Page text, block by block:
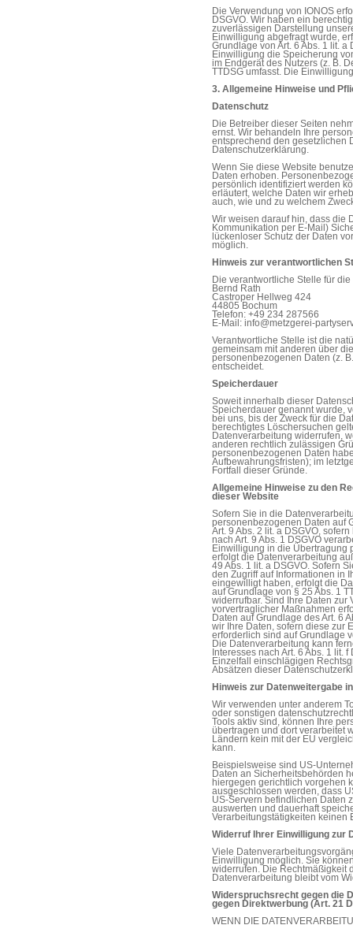
Die Verwendung von IONOS
DSGVO. Wir haben ein
zuverlässigen Darstellung
Einwilligung abgefragt wurde,
Grundlage von Art. 6 Abs. 1 lit. a
Einwilligung die Speicherung
im Endgerät des Nutzers (z. B.
TTDSG umfasst. Die
3. Allgemeine Hinweise und
Datenschutz
Die Betreiber dieser Seiten
ernst. Wir behandeln Ihre
entsprechend den gesetzlichen
Datenschutzerklärung.
Wenn Sie diese Website
Daten erhoben.
persönlich identifiziert werden
erläutert, welche Daten wir
auch, wie und zu welchem
Wir weisen darauf hin, dass die
Kommunikation per E-Mail)
lückenloser Schutz der Daten
möglich.
Hinweis zur verantwortlichen
Die verantwortliche Stelle für
Bernd Rath
Castroper Hellweg 424
44805 Bochum
Telefon: +49 234 287566
E-Mail: info@metzgerei-
Verantwortliche Stelle ist die
gemeinsam mit anderen über
personenbezogenen Daten (z.
entscheidet.
Speicherdauer
Soweit innerhalb dieser
Speicherdauer genannt wurde,
bei uns, bis der Zweck für die
berechtigtes Löschersuchen
Datenverarbeitung widerrufen,
anderen rechtlich zulässigen
personenbezogenen Daten
Aufbewahrungsfristen); im
Fortfall dieser Gründe.
Allgemeine Hinweise zu den
dieser Website
Sofern Sie in die
personenbezogenen Daten auf
Art. 9 Abs. 2 lit. a DSGVO,
nach Art. 9 Abs. 1 DSGVO
Einwilligung in die Übertragung
erfolgt die Datenverarbeitung
49 Abs. 1 lit. a DSGVO. Sofern
den Zugriff auf Informationen in
eingewilligt haben, erfolgt die
auf Grundlage von § 25 Abs. 1
widerrufbar. Sind Ihre Daten zur
vorvertraglicher Maßnahmen
Daten auf Grundlage des Art. 6
wir Ihre Daten, sofern diese zur
erforderlich sind auf Grundlage
Die Datenverarbeitung kann
Interesses nach Art. 6 Abs. 1 lit.
Einzelfall einschlägigen
Absätzen dieser
Hinweis zur Datenweitergabe
Wir verwenden unter anderem
oder sonstigen
Tools aktiv sind, können Ihre
übertragen und dort verarbeitet
Ländern kein mit der EU
kann.
Beispielsweise sind US-
Daten an Sicherheitsbehörden
hiergegen gerichtlich vorgehen
ausgeschlossen werden, dass
US-Servern befindlichen Daten
auswerten und dauerhaft
Verarbeitungstätigkeiten keinen
Widerruf Ihrer Einwilligung zur
Viele
Einwilligung möglich. Sie
widerrufen. Die Rechtmäßigkeit
Datenverarbeitung bleibt vom
Widerspruchsrecht gegen die
gegen Direktwerbung (Art. 21
WENN DIE